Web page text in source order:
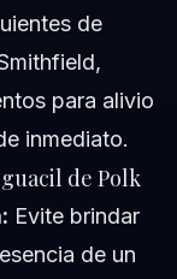
de
para alivio
inmediato.
de Polk
Evite brindar
de un